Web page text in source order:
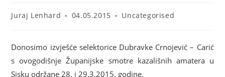
Juraj Lenhard 04.05.2015 Uncategorised
Donosimo izvješće selektorice Dubravke Crnojević – Carić
s ovogodišnje Županijske smotre kazališnih amatera u
Sisku održane 28. i 29.3.2015. godine.